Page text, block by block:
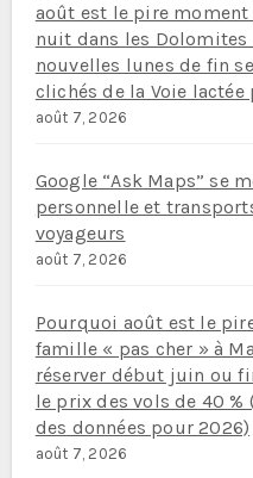
août est le pire
nuit dans les
nouvelles lunes de fin
clichés de la Voie lactée
août 7, 2026
Google “Ask Maps” se
personnelle et
voyageurs
août 7, 2026
Pourquoi août est le
famille « pas cher » à
réserver début juin ou
le prix des vols de 40 %
des données pour 2026)
août 7, 2026